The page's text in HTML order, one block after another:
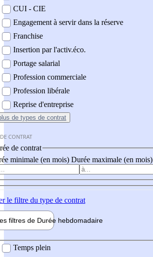
CUI - CIE
Engagement à servir dans la réserve
Franchise
Insertion par l'activ.éco.
Portage salarial
Profession commerciale
Profession libérale
Reprise d'entreprise
de types de contrat
CONTRAT
de contrat
minimale (en mois) Durée maximale (en mois)
le filtre du type de contrat
filtres de Durée hebdomadaire
Temps plein